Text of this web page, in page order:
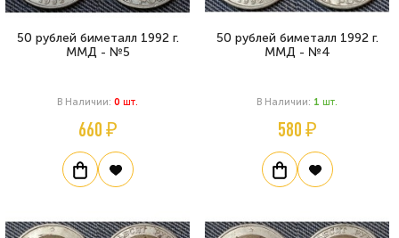
50 рублей биметалл 1992 г.
ММД - №5
В Наличии: 0 Шт.
660 ₽
50 рублей биметалл 1992 г.
ММД - №4
В Наличии: 1 Шт.
580 ₽